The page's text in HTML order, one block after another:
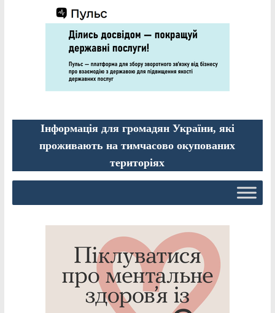
Інформація для громадян України, які
проживають на тимчасово окупованих
територіях